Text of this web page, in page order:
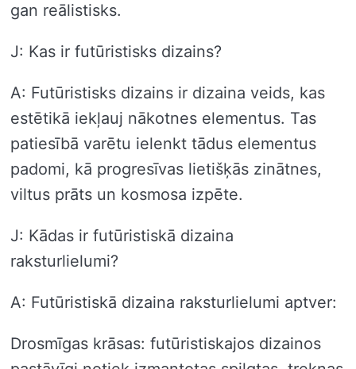
gan reālistisks.
J: Kas ir futūristisks dizains?
A: Futūristisks dizains ir dizaina veids, kas
estētikā iekļauj nākotnes elementus. Tas
patiesībā varētu ielenkt tādus elementus
padomi, kā progresīvas lietišķās zinātnes,
viltus prāts un kosmosa izpēte.
J: Kādas ir futūristiskā dizaina
raksturlielumi?
A: Futūristiskā dizaina raksturlielumi aptver:
Drosmīgas krāsas: futūristiskajos dizainos